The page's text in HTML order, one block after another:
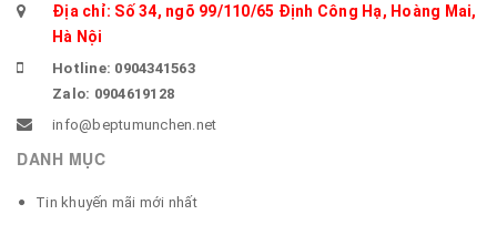
Địa chỉ: Số 34, ngõ 99/110/65 Định Công Hạ, Hoàng Mai,
Hà Nội
Hotline: 0904341563
Zalo: 0904619128
info@beptumunchen.net
DANH MỤC
Tin khuyến mãi mới nhất